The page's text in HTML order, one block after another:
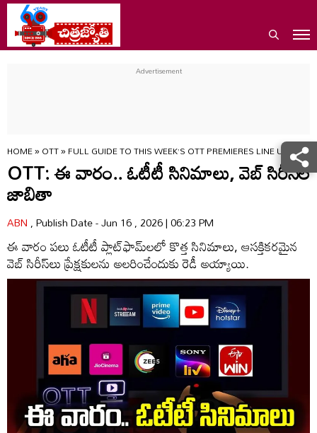
HOME»OTT»FULL GUIDE TO THIS WEEK’S OTT PREMIERES LINE UP SRK
OTT: ఈ వారం.. ఓటీటీ సినిమాలు, వెబ్ సిరీస్‌ల
జాబితా
ABN, Publish Date - Jun 16 , 2026 | 06:23 PM
ఈ వారం పలు ఓటీటీ ప్లాట్‌ఫామ్‌లలో కొత్త సినిమాలు, ఆసక్తికరమైన
వెబ్ సిరీస్‌లు ప్రేక్షకులను అలరించేందుకు రెడీ అయ్యాయి.